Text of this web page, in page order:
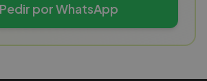
Pedir por WhatsApp